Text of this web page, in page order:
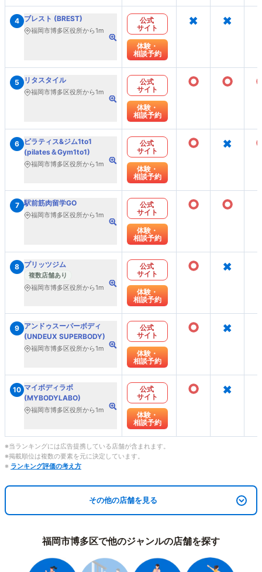
4 ブレスト (BREST)
福岡市博多区役所から1m
公式
サイト
体験・
相談予約
× ×
5 リタスタイル
福岡市博多区役所から1m
公式
サイト
体験・
相談予約
○ ○
6
ピラティス&ジム1to1
(pilates＆Gym1to1)
福岡市博多区役所から1m
公式
サイト
体験・
相談予約
○ ×
7 駅前筋肉留学GO
福岡市博多区役所から1m
公式
サイト
体験・
相談予約
○ ○
8 プリッツジム
複数店舗あり
福岡市博多区役所から1m
公式
サイト
体験・
相談予約
○ ×
9 アンドゥスーパーボディ
(UNDEUX SUPERBODY)
福岡市博多区役所から1m
公式
サイト
体験・
相談予約
○ ×
10 マイボディラボ
(MYBODYLABO)
福岡市博多区役所から1m
公式
サイト
体験・
相談予約
○ ×
※当ランキングには広告提携している店舗が含まれます。
※掲載順位は複数の要素を元に決定しています。
※ ランキング評価の考え方
その他の店舗を見る
福岡市博多区で他のジャンルの店舗を探す